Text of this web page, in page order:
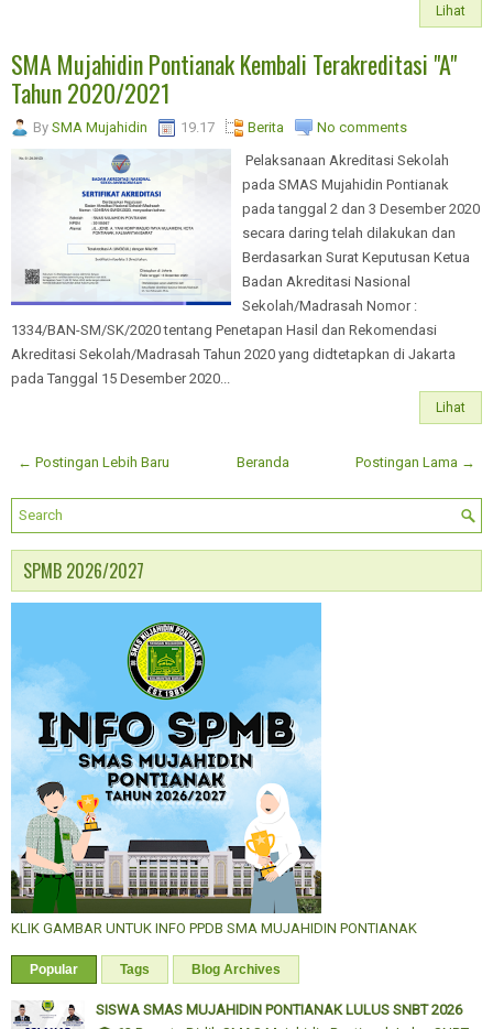
Lihat
SMA Mujahidin Pontianak Kembali Terakreditasi "A"
Tahun 2020/2021
By SMA Mujahidin 19.17 Berita
No comments
Pelaksanaan Akreditasi Sekolah
pada SMAS Mujahidin Pontianak
pada tanggal 2 dan 3 Desember 2020
secara daring telah dilakukan dan
Berdasarkan Surat Keputusan Ketua
Badan Akreditasi Nasional
Sekolah/Madrasah Nomor :
1334/BAN-SM/SK/2020 tentang Penetapan Hasil dan Rekomendasi
Akreditasi Sekolah/Madrasah Tahun 2020 yang didtetapkan di Jakarta
pada Tanggal 15 Desember 2020...
Lihat
← Postingan Lebih Baru Postingan Lama →
Beranda
SPMB 2026/2027
KLIK GAMBAR UNTUK INFO PPDB SMA MUJAHIDIN PONTIANAK
Popular Tags Blog Archives
SISWA SMAS MUJAHIDIN PONTIANAK LULUS SNBT 2026